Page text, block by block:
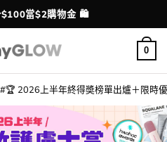
配送港澳
通、PAYME、信用卡付款
0
🏆 2026上半年終得奬榜單出爐＋限時